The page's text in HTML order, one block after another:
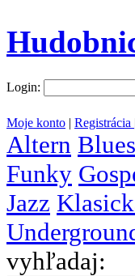
Login:
Moje konto | Registrácia
Altern Blues
Funky
Jazz
vyhľadaj: